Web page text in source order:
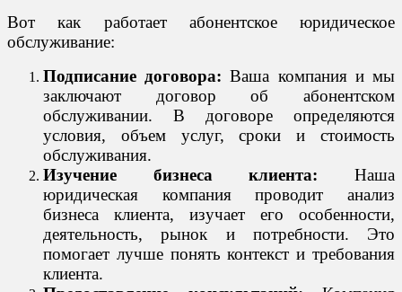
Вот как работает абонентское юридическое
обслуживание:
Подписание договора: Ваша компания и мы
заключают договор об абонентском
обслуживании. В договоре определяются
условия, объем услуг, сроки и стоимость
обслуживания.
Изучение бизнеса клиента: Наша
юридическая компания проводит анализ
бизнеса клиента, изучает его особенности,
деятельность, рынок и потребности. Это
помогает лучше понять контекст и требования
клиента.